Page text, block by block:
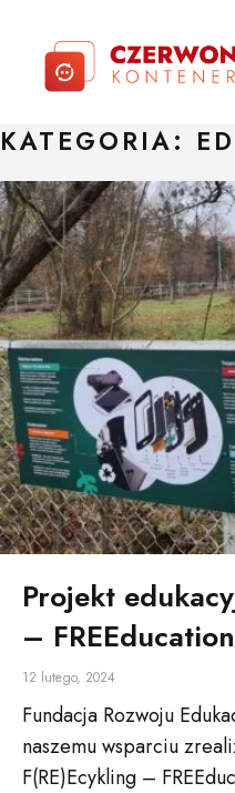
KATEGORIA:
Projekt
– FREEducation
12 lutego, 2024
Fundacja Rozwoju
naszemu wsparciu
F(RE)Ecykling –